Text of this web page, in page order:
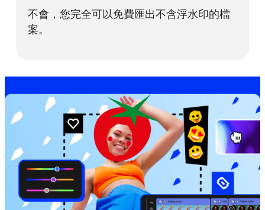
不會，您完全可以免費匯出不含浮水印的檔
案。